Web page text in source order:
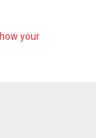
your